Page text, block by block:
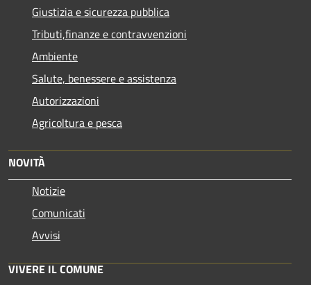
Giustizia e sicurezza pubblica
Tributi,finanze e contravvenzioni
Ambiente
Salute, benessere e assistenza
Autorizzazioni
Agricoltura e pesca
NOVITÀ
Notizie
Comunicati
Avvisi
VIVERE IL COMUNE